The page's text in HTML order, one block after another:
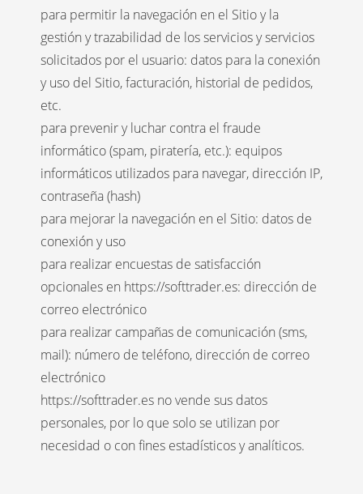
para permitir la navegación en el Sitio y la
gestión y trazabilidad de los servicios y servicios
solicitados por el usuario: datos para la conexión
y uso del Sitio, facturación, historial de pedidos,
etc.
para prevenir y luchar contra el fraude
informático (spam, piratería, etc.): equipos
informáticos utilizados para navegar, dirección IP,
contraseña (hash)
para mejorar la navegación en el Sitio: datos de
conexión y uso
para realizar encuestas de satisfacción
opcionales en https://softtrader.es: dirección de
correo electrónico
para realizar campañas de comunicación (sms,
mail): número de teléfono, dirección de correo
electrónico
https://softtrader.es no vende sus datos
personales, por lo que solo se utilizan por
necesidad o con fines estadísticos y analíticos.